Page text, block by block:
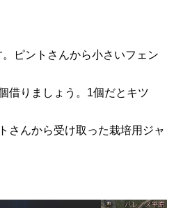
ピントさんから小さいフェン
借りましょう。1個だとキツ
さんから受け取った栽培用ジャ